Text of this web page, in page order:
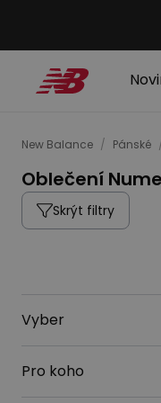
New Balance / Pánské
Oblečení
Skrýt filtry
Vyber
Pro koho